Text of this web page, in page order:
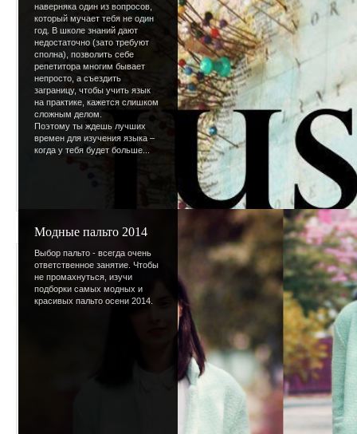
наверняка один из вопросов,
который мучает тебя не один
год. В школе знаний дают
недостаточно (зато требуют
сполна), позволить себе
репетитора многим бывает
непросто, а съездить
заграницу, чтобы учить язык
на практике, кажется слишком
сложным делом.
Поэтому ты ждешь лучших
времен для изучения языка –
когда у тебя будет больше...
Модные пальто 2014
Выбор пальто - всегда очень
ответственное занятие. Чтобы
не промахнуться, изучи
подборки самых модных и
красивых пальто осени 2014.
Просмотров: 1093
Размеры
24.03.2009
Добавил : BotaniQ
Рейтинг 4.6/31